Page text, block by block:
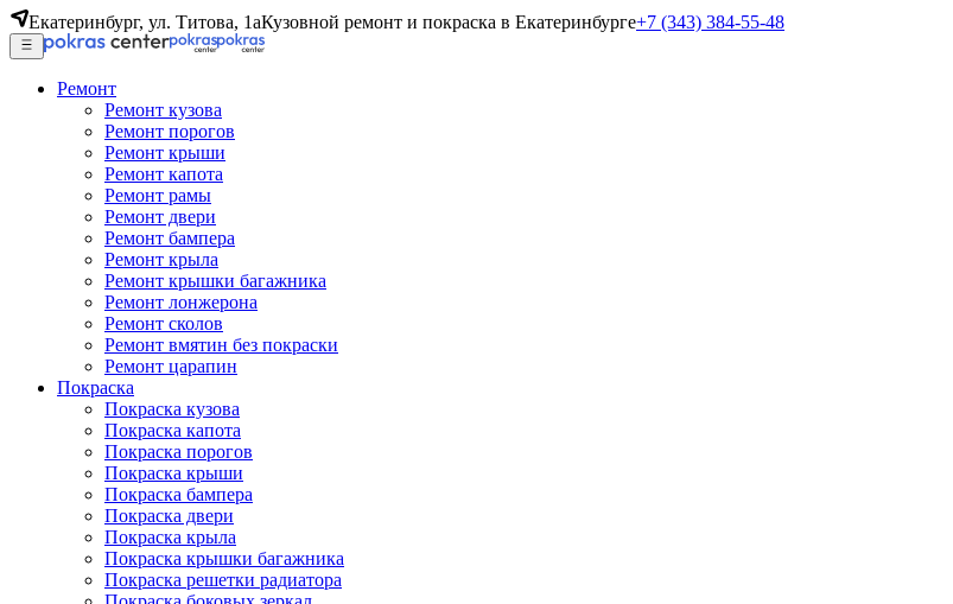
Екатеринбург, ул. Титова, 1аКузовной ремонт и покраска в Екатеринбурге+7 (343) 384-55-48
Ремонт
Ремонт кузова
Ремонт порогов
Ремонт крыши
Ремонт капота
Ремонт рамы
Ремонт двери
Ремонт бампера
Ремонт крыла
Ремонт крышки багажника
Ремонт лонжерона
Ремонт сколов
Ремонт вмятин без покраски
Ремонт царапин
Покраска
Покраска кузова
Покраска капота
Покраска порогов
Покраска крыши
Покраска бампера
Покраска двери
Покраска крыла
Покраска крышки багажника
Покраска решетки радиатора